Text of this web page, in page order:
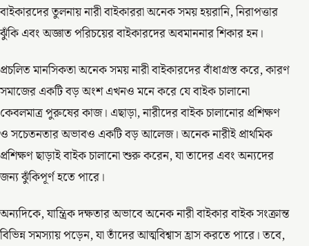
বাইকারদের তুলনায় নারী বাইকাররা অনেক সময় হয়রানি, নিরাপত্তার
ঝুঁকি এবং অজ্ঞাত পরিচয়ের বাইকারদের অবমাননার শিকার হন।
প্রচলিত মানসিকতা অনেক সময় নারী বাইকারদের বাঁধাগ্রস্ত করে, কারণ
সমাজের একটি বড় অংশ এখনও মনে করে যে বাইক চালানো
কেবলমাত্র পুরুষের কাজ। এছাড়া, নারীদের বাইক চালানোর প্রশিক্ষণ
ও সচেতনতার অভাবও একটি বড় আলেজ। অনেক নারীই প্রাথমিক
প্রশিক্ষণ ছাড়াই বাইক চালানো শুরু করেন, যা তাদের এবং অন্যদের
জন্য ঝুঁকিপূর্ণ হতে পারে।
অন্যদিকে, যান্ত্রিক দক্ষতার অভাবে অনেক নারী বাইকার বাইক সংক্রান্ত
বিভিন্ন সমস্যায় পড়েন, যা তাঁদের আত্মবিশ্বাস হ্রাস করতে পারে। তবে,